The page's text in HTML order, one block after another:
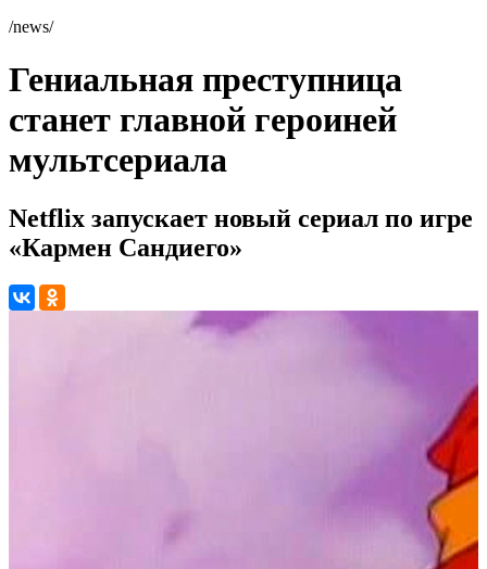
/news/
Гениальная преступница
станет главной героиней
мультсериала
Netflix запускает новый сериал по игре
«Кармен Сандиего»